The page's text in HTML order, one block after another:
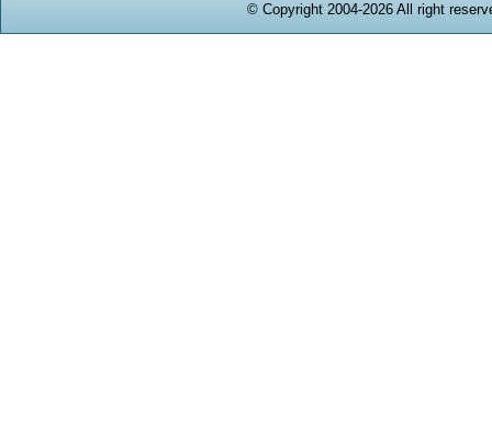
© Copyright 2004-2026 All right